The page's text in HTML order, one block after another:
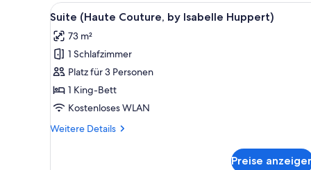
Alle
Fotos
für
Suite
(Haute
Couture,
by
Huppert)
Ein modernes Hotelzimmer
5
Suite (Haute Couture, by Isabelle Huppert)
73 m²
1 Schlafzimmer
Platz für 3 Personen
1 King-Bett
Kostenloses WLAN
Weitere Details
Weitere
Preise